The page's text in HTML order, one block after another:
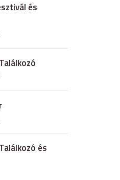
és
és